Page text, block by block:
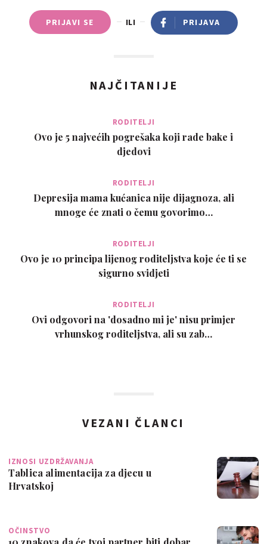
PRIJAVI SE ILI PRIJAVA
NAJČITANIJE
RODITELJI
Ovo je 5 najvećih pogrešaka koji rade bake i
djedovi
RODITELJI
Depresija mama kućanica nije dijagnoza, ali
mnoge će znati o čemu govorimo…
RODITELJI
Ovo je 10 principa lijenog roditeljstva koje će ti se
sigurno svidjeti
RODITELJI
Ovi odgovori na 'dosadno mi je' nisu primjer
vrhunskog roditeljstva, ali su zab…
VEZANI ČLANCI
IZNOSI UZDRŽAVANJA
Tablica alimentacija za djecu u
Hrvatskoj
OČINSTVO